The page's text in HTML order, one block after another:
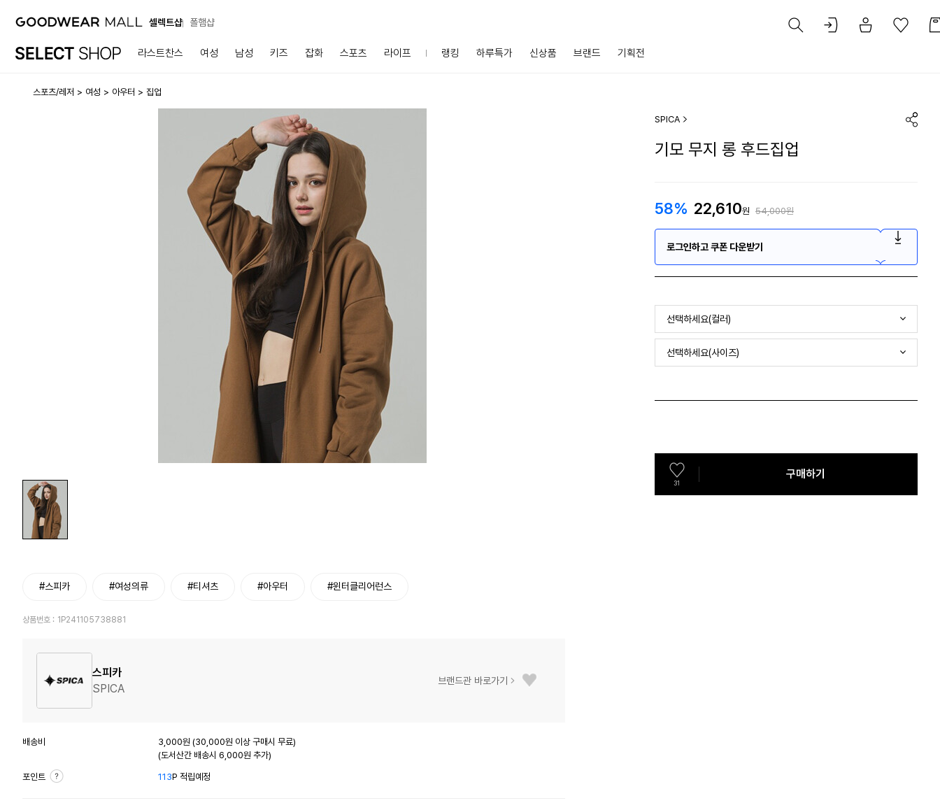
셀렉트샵 폴햄샵
라스트찬스 여성 남성 키즈 잡화 스포츠 라이프 랭킹 하루특가 신상품 브랜드 기획전
스포츠/레저 여성 아우터 집업
#스피카 #여성의류 #티셔츠 #아우터 #윈터클리어런스
상품번호 : 1P241105738881
스피카
SPICA
브랜드관 바로가기
배송비
3,000원 (30,000원 이상 구매시 무료)
(도서산간 배송시 6,000원 추가)
포인트 113P 적립예정
SPICA
기모 무지 롱 후드집업
58% 22,610원 54,000원
로그인하고 쿠폰 다운받기
선택하세요(컬러)
선택하세요(사이즈)
31
구매하기